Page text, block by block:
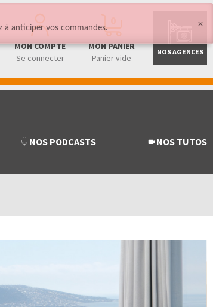
MON COMPTE
Se connecter
MON PANIER
Panier vide
NOS AGENCES
NOS PODCASTS NOS TUTOS
à anticiper vos commandes.